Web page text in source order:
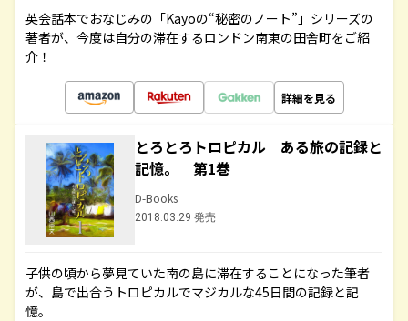
英会話本でおなじみの「Kayoの“秘密のノート”」シリーズの
著者が、今度は自分の滞在するロンドン南東の田舎町をご紹
介！
詳細を見る
とろとろトロピカル ある旅の記録と
記憶。 第1巻
D-Books
2018.03.29 発売
子供の頃から夢見ていた南の島に滞在することになった筆者
が、島で出合うトロピカルでマジカルな45日間の記録と記
憶。